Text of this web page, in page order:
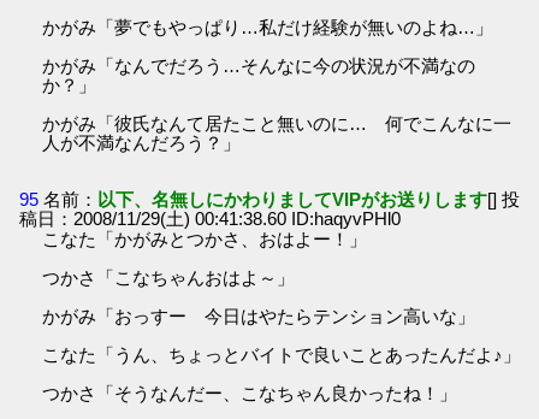
かがみ「夢でもやっぱり…私だけ経験が無いのよね…」
かがみ「なんでだろう…そんなに今の状況が不満なの
か？」
かがみ「彼氏なんて居たこと無いのに… 何でこんなに一
人が不満なんだろう？」
95 名前： 以下、名無しにかわりましてVIPがお送りします[] 投
稿日：2008/11/29(土) 00:41:38.60 ID:haqyvPHl0
こなた「かがみとつかさ、おはよー！」
つかさ「こなちゃんおはよ～」
かがみ「おっすー 今日はやたらテンション高いな」
こなた「うん、ちょっとバイトで良いことあったんだよ♪」
つかさ「そうなんだー、こなちゃん良かったね！」